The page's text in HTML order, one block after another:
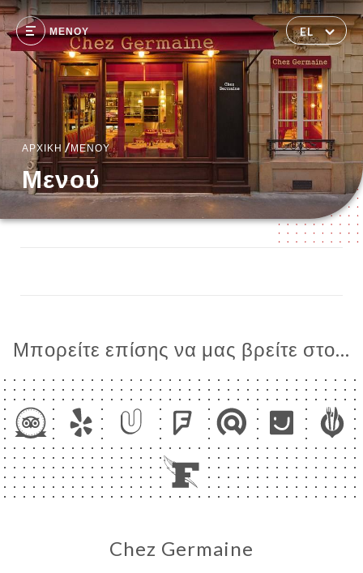
ΜΕΝΟΎ EL
ΑΡΧΙΚΉ/ΜΕΝΟΎ
Μενού
Μπορείτε επίσης να μας βρείτε στο...
Chez Germaine